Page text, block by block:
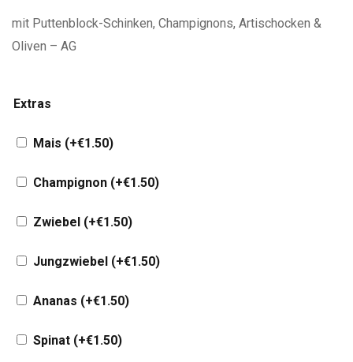
mit Puttenblock-Schinken, Champignons, Artischocken &
Oliven – AG
Extras
Mais (+€1.50)
Champignon (+€1.50)
Zwiebel (+€1.50)
Jungzwiebel (+€1.50)
Ananas (+€1.50)
Spinat (+€1.50)